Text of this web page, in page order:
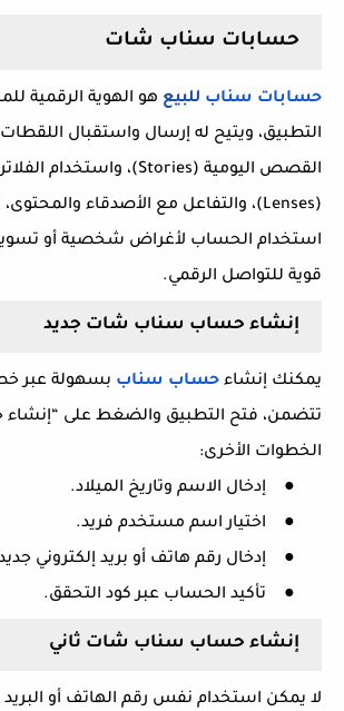
حسابات سناب شات
حسابات سناب للبيع هو الهوية الرقمية
التطبيق، ويتيح له إرسال واستقبال
القصص اليومية (Stories)، واستخدام
(
Lenses)، والتفاعل مع الأصدقاء
استخدام الحساب لأغراض شخصية أو
قوية للتواصل الرقمي.
إنشاء حساب سناب شات جديد
يمكنك إنشاء حساب سناب بسهولة عبر
تتضمن، فتح التطبيق والضغط على
الخطوات الأخرى:
●
إدخال الاسم وتاريخ الميلاد.
●
اختيار اسم مستخدم فريد.
●
إدخال رقم هاتف أو بريد إلكتروني
●
تأكيد الحساب عبر كود التحقق.
إنشاء حساب سناب شات ثاني
لا يمكن استخدام نفس رقم الهاتف أو البريد